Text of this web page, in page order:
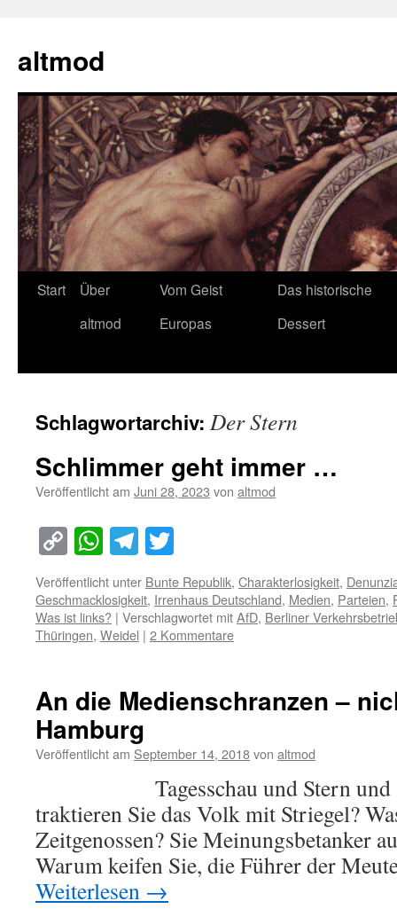
springen
altmod
Start
Über
altmod
Vom Geist
Europas
Das historische
Dessert
Schlagwortarchiv: Der Stern
Schlimmer geht immer …
Veröffentlicht am Juni 28, 2023 von altmod
Copy
Link
WhatsApp
Telegram
Veröffentlicht unter Bunte Republik, Charakterlosigkeit,
Geschmacklosigkeit, Irrenhaus Deutschland, Medien, Parteien,
Was ist links? | Verschlagwortet mitAfD, Berliner
Thüringen, Weidel | 2 Kommentare
An die Medienschranzen –
Hamburg
Veröffentlicht am September 14, 2018von altmod
Tagesschau und Stern und
traktieren Sie das Volk mit Striegel?
Zeitgenossen? Sie Meinungsbetanker
Warum keifen Sie, die Führer der
Weiterlesen →